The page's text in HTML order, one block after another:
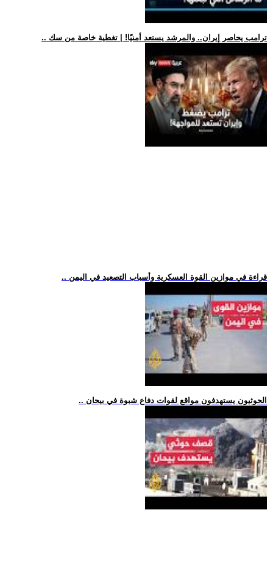
.. ترامب يحاصر إيران.. والمرشد يستعد أمنيًا! | تغطية خاصة من سك
.. قراءة في موازين القوة العسكرية وأسباب التصعيد في اليمن
.. الحوثيون يستهدفون مواقع لقوات دفاع شبوة في بيحان